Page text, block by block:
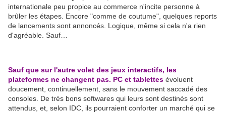
internationale peu propice au commerce n'incite personne à
brûler les étapes. Encore "comme de coutume", quelques reports
de lancements sont annoncés. Logique, même si cela n'a rien
d'agréable. Sauf…
Sauf que sur l'autre volet des jeux interactifs, les
plateformes ne changent pas. PC et tablettes évoluent
doucement, continuellement, sans le mouvement saccadé des
consoles. De très bons softwares qui leurs sont destinés sont
attendus, et, selon IDC, ils pourraient conforter un marché qui se